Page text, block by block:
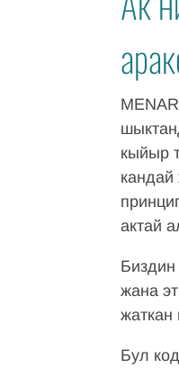
кыйыр
актай
Биздин
жана
жаткан
Бул